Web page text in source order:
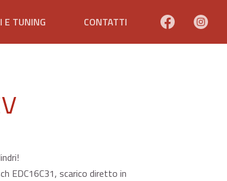
E TUNING CONTATTI
EDC16C31, scarico diretto in